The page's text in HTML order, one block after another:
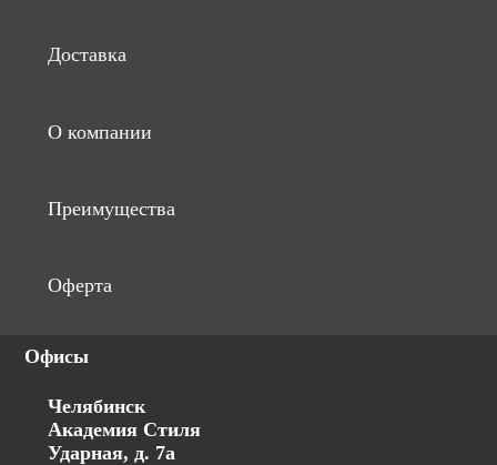
Доставка
О компании
Преимущества
Оферта
Офисы
Челябинск
Академия Стиля
Ударная, д. 7а